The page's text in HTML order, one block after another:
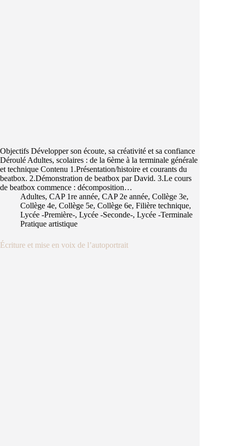
Objectifs Développer son écoute, sa créativité et sa confiance
Déroulé Adultes, scolaires : de la 6ème à la terminale générale
et technique Contenu 1.Présentation/histoire et courants du
beatbox. 2.Démonstration de beatbox par David. 3.Le cours
de beatbox commence : décomposition…
Adultes, CAP 1re année, CAP 2e année, Collège 3e,
Collège 4e, Collège 5e, Collège 6e, Filière technique,
Lycée -Première-, Lycée -Seconde-, Lycée -Terminale
Pratique artistique
Écriture et mise en voix de l’autoportrait